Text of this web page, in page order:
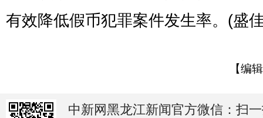
有效降低假币犯罪案件发生率。(盛
【编
中新网黑龙江新闻官方微信：扫